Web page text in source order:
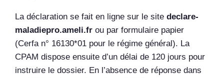
La déclaration se fait en ligne sur le site declare-
maladiepro.ameli.fr ou par formulaire papier
(Cerfa n° 16130*01 pour le régime général). La
CPAM dispose ensuite d’un délai de 120 jours pour
instruire le dossier. En l’absence de réponse dans